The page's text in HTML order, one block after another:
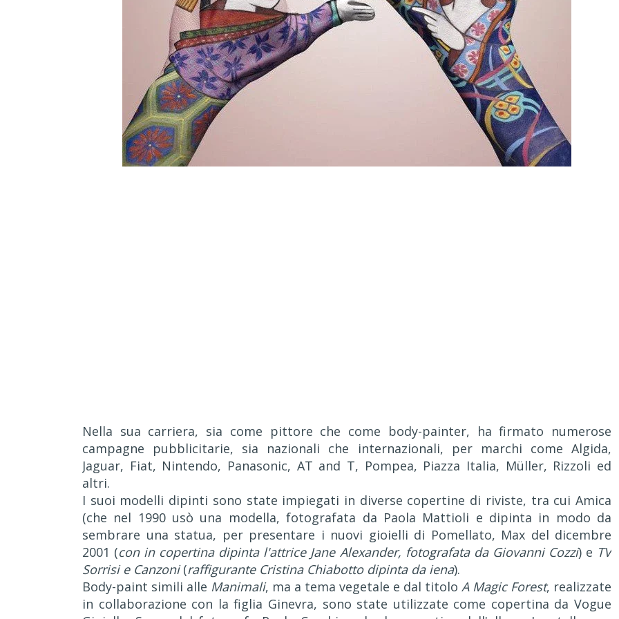
Nella sua carriera, sia come pittore che come body-painter, ha firmato numerose
campagne pubblicitarie, sia nazionali che internazionali, per marchi come Algida,
Jaguar, Fiat, Nintendo, Panasonic, AT and T, Pompea, Piazza Italia, Müller, Rizzoli ed
altri.
I suoi modelli dipinti sono state impiegati in diverse copertine di riviste, tra cui Amica
(che nel 1990 usò una modella, fotografata da Paola Mattioli e dipinta in modo da
sembrare una statua, per presentare i nuovi gioielli di Pomellato, Max del dicembre
2001 (con in copertina dipinta l'attrice Jane Alexander, fotografata da Giovanni Cozzi) e TV
Sorrisi e Canzoni(raffigurante Cristina Chiabotto dipinta da iena).
Body-paint simili alle Manimali, ma a tema vegetale e dal titolo A Magic Forest, realizzate
in collaborazione con la figlia Ginevra, sono state utilizzate come copertina da Vogue